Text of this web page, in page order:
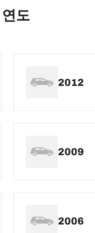
도
2012
2009
2006